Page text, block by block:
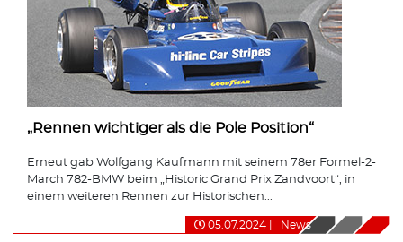
„Rennen wichtiger als die Pole Position“
Erneut gab Wolfgang Kaufmann mit seinem 78er Formel-2-
March 782-BMW beim „Historic Grand Prix Zandvoort“, in
einem weiteren Rennen zur Historischen...
05.07.2024 News